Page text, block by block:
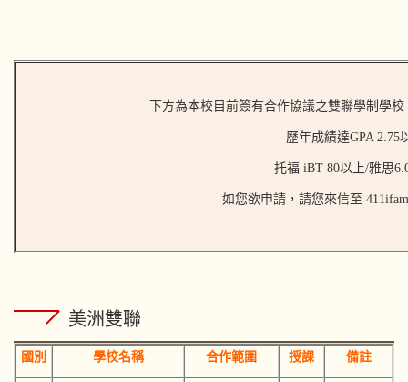
下方為本校目前簽有合作協議之雙聯學制學
歷年成績達GPA 2.75
托福 iBT 80以上/雅思
如您欲申請，請您來信至
美洲雙聯
國別 學校名稱 合作範圍 授課 備註